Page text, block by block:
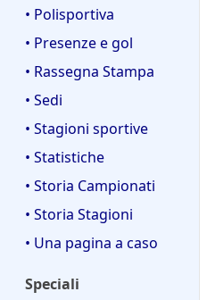
• Polisportiva
• Presenze e gol
• Rassegna Stampa
• Sedi
• Stagioni sportive
• Statistiche
• Storia Campionati
• Storia Stagioni
• Una pagina a caso
Speciali